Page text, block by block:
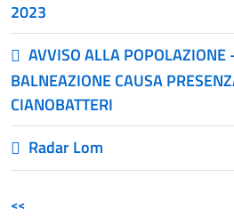
2023
AVVISO ALLA POPOLAZIONE
BALNEAZIONE CAUSA
CIANOBATTERI
Radar Lom
<<